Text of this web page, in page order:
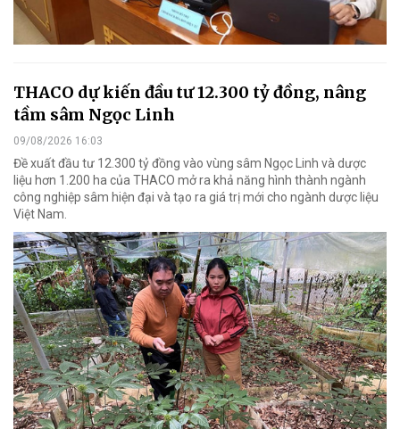
THACO dự kiến đầu tư 12.300 tỷ đồng, nâng
tầm sâm Ngọc Linh
09/08/2026 16:03
Đề xuất đầu tư 12.300 tỷ đồng vào vùng sâm Ngọc Linh và dược
liệu hơn 1.200 ha của THACO mở ra khả năng hình thành ngành
công nghiệp sâm hiện đại và tạo ra giá trị mới cho ngành dược liệu
Việt Nam.